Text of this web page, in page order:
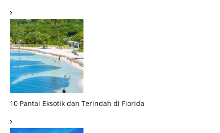
10 Pantai Eksotik dan Terindah di Florida